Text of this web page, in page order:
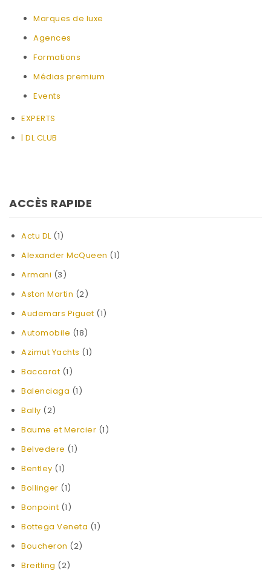
Marques de luxe
Agences
Formations
Médias premium
Events
EXPERTS
| DL CLUB
ACCÈS RAPIDE
Actu DL(1)
Alexander McQueen (1)
Armani (3)
Aston Martin (2)
Audemars Piguet (1)
Automobile (18)
Azimut Yachts (1)
Baccarat (1)
Balenciaga (1)
Bally (2)
Baume et Mercier (1)
Belvedere (1)
Bentley (1)
Bollinger (1)
Bonpoint (1)
Bottega Veneta (1)
Boucheron (2)
Breitling (2)